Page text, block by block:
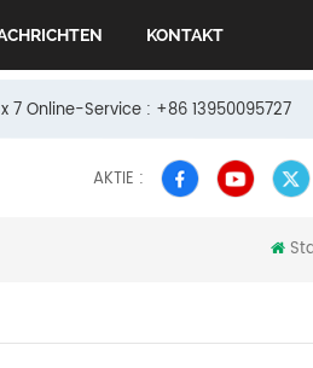
KONTAKT
7 Online-Service : +86 13950095727
AKTIE :